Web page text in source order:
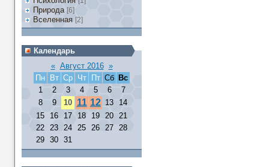
Природа [6]
Вселенная [2]
Календарь
« Август 2016 »
Пн
Вт Ср Чт Пт Сб Вс
1
2 3 4 5 6
7
8
9 10 11 12 13
14
15
16 17 18 19 20 21
22 23 24 25 26 27 28
29 30 31